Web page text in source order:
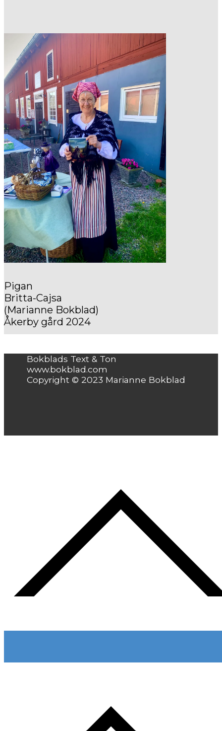
Pigan
Britta-Cajsa
(Marianne Bokblad)
Åkerby gård 2024
Bokblads Text & Ton
www.bokblad.com
Copyright © 2023 Marianne Bokblad